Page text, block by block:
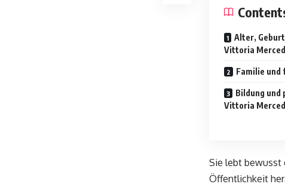
Alter,
Vittoria
Familie und
Bildung und
Vittoria
Sie lebt bewusst
Öffentlichkeit